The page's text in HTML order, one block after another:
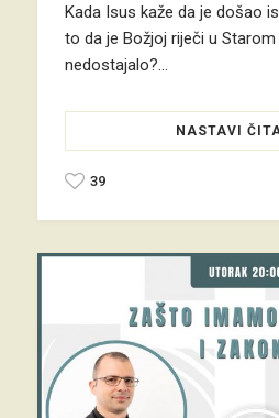
Kada Isus kaže da je došao
to da je Božjoj riječi u
nedostajalo?…
NASTAVI
39